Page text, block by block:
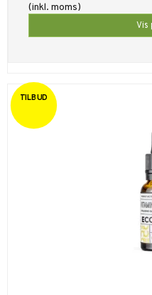
(inkl. moms)
Vis
TILBUD